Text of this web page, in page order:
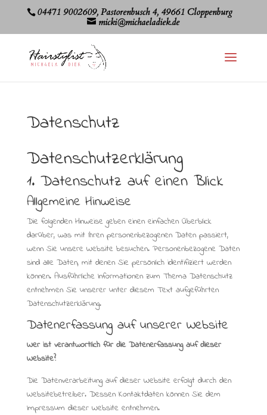
04471 9002609, Pastorenbusch 4, 49661 Cloppenburg
micki@michaeladiek.de
Datenschutz
Datenschutzerklärung
1. Datenschutz auf einen Blick
Allgemeine Hinweise
Die folgenden Hinweise geben einen einfachen Überblick
darüber, was mit Ihren personenbezogenen Daten passiert,
wenn Sie unsere Website besuchen. Personenbezogene Daten
sind alle Daten, mit denen Sie persönlich identifiziert werden
können. Ausführliche Informationen zum Thema Datenschutz
entnehmen Sie unserer unter diesem Text aufgeführten
Datenschutzerklärung.
Datenerfassung auf unserer Website
Wer ist verantwortlich für die Datenerfassung auf dieser
Website?
Die Datenverarbeitung auf dieser Website erfolgt durch den
Websitebetreiber. Dessen Kontaktdaten können Sie dem
Impressum dieser Website entnehmen.